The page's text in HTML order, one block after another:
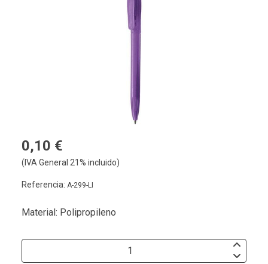
0,10 €
(IVA General 21% incluido)
Referencia: A-299-LI
Material: Polipropileno